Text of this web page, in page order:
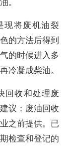
现将废机油裂
的方法后得到
的时候进入多
冷凝成柴油。
回收和处理废
议：废油回收
之前提供。已
检查和登记的